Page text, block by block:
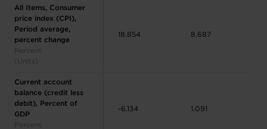
All Items, Consumer
price index (CPI),
Period average,
percent change
Percent
(Units)
18.854 8.687
Current account
balance (credit less
debit), Percent of
GDP
Percent
-6.134 1.091